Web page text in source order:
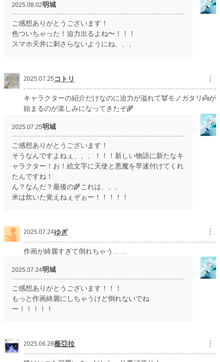
2025.08.02明城
ご感想ありがとうございます！
色ついちゃった！迫力出るよね〜！！！
スマホ天井に刺さらないようにね、、、
2025.07.25 コトリ ︙
キャラクターの紹介だけなのに迫力が溢れて👿モノガタリ👼が
始まるのが楽しみになってきたぞ🌾
2025.07.25明城
ご感想ありがとうございます！
そうなんですよねぇ、、、！！！新しい物語に新たなキ
ャラクター！お！絵文字に天使と悪魔を早速付けてくれ
たんですね！
ん？なんだ？最後の🌾これは、、、
米は炊いた覚えねぇぞぉー！！！！！
2025.07.24ゆぎ ︙
作画が綺麗すぎて倒れちゃう……
2025.07.24明城
ご感想ありがとうございます！！！
もっと作画綺麗にしちゃうけど倒れないでね
ー！！！！！
2025.06.28薇亞拉 ︙